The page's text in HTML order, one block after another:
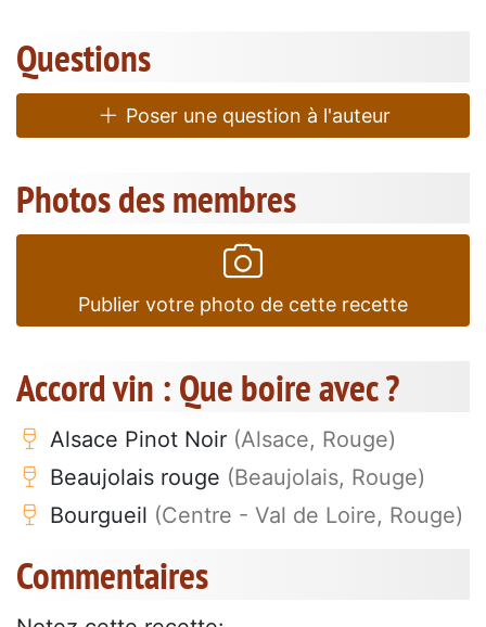
Questions
Poser une question à l'auteur
Photos des membres
Publier votre photo de cette recette
Accord vin : Que boire avec ?
Alsace Pinot Noir (Alsace, Rouge)
Beaujolais rouge (Beaujolais, Rouge)
Bourgueil (Centre - Val de Loire, Rouge)
Commentaires